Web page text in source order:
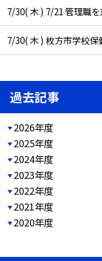
7/30( 木 ) 7/21 管理職を
7/30( 木 ) 枚方市学校保
過去記事
2026年度
2025年度
2024年度
2023年度
2022年度
2021年度
2020年度